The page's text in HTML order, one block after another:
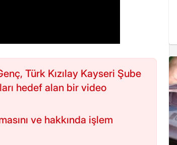
Türk Kızılay Kayseri Şube
hedef alan bir video
ve hakkında işlem